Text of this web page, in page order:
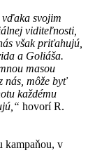
vďaka svojim
viditeľnosti,
však priťahujú,
a Goliáša.
masou
nás, môže byť
každému
hovorí R.
kampaňou, v